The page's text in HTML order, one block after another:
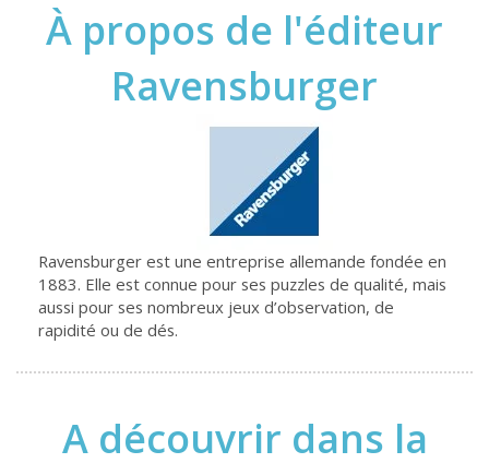
À propos de l'éditeur
Ravensburger
Ravensburger est une entreprise allemande fondée en
1883. Elle est connue pour ses puzzles de qualité, mais
aussi pour ses nombreux jeux d’observation, de
rapidité ou de dés.
A découvrir dans la